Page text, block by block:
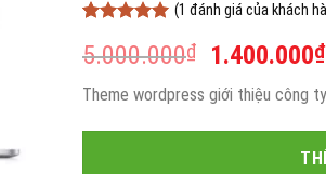
dựa trên
(1 đánh giá của khách
5.000.000₫
Giá
gốc
là:
1.400.000₫
Theme wordpress giới thiệu công